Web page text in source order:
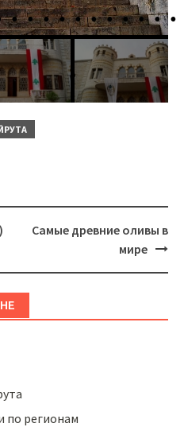
Самые древние оливы в
мире
по регионам